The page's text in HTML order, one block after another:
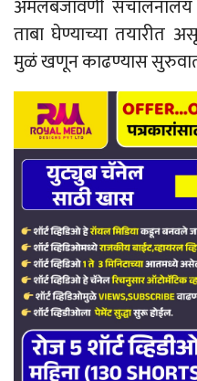
अंमलबजावणी
ताबा घेण्याच्या तयारीत
मुळं खणून काढण्यास